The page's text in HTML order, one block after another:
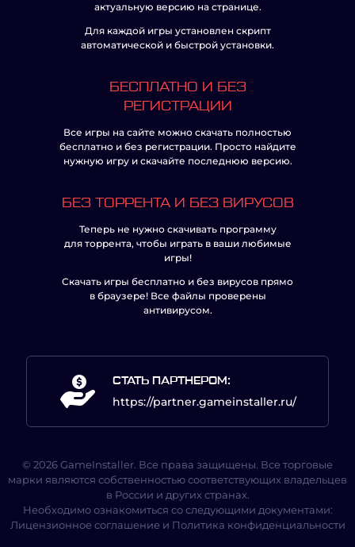
актуальную версию на странице.
Для каждой игры установлен скрипт
автоматической и быстрой установки.
БЕСПЛАТНО И БЕЗ
РЕГИСТРАЦИИ
Все игры на сайте можно скачать полностью
бесплатно и без регистрации. Просто найдите
нужную игру и скачайте последнюю версию.
БЕЗ ТОРРЕНТА И БЕЗ ВИРУСОВ
Теперь не нужно скачивать программу
для торрента, чтобы играть в ваши любимые
игры!
Скачать игры бесплатно и без вирусов прямо
в браузере! Все файлы проверены
антивирусом.
СТАТЬ ПАРТНЕРОМ:
https://partner.gameinstaller.ru/
© 2026 GameInstaller. Все права защищены. Все торговые
марки являются собственностью соответствующих владельцев
в России и других странах.
Необходимо ознакомиться со следующими документами:
Лицензионное соглашение и Политика конфиденциальности